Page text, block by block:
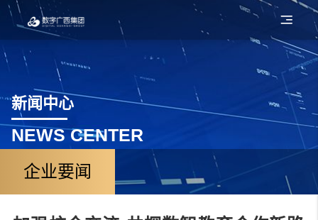
新闻中心
NEWS CENTER
企业要闻